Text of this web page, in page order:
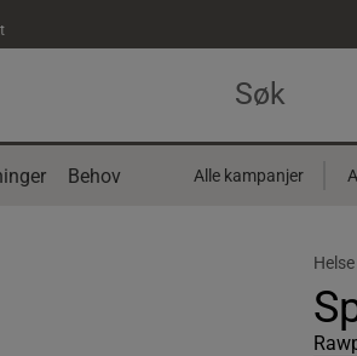
Behov Alle kampanjer